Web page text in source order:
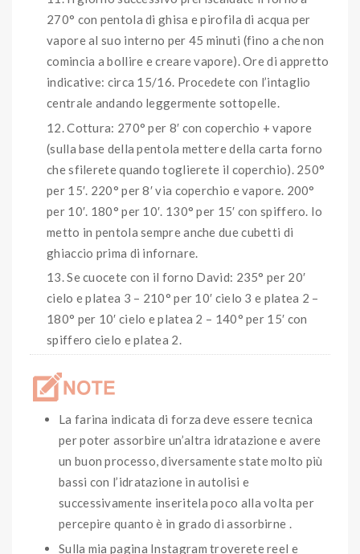
270° con pentola di ghisa e pirofila di acqua per
vapore al suo interno per 45 minuti (fino a che non
comincia a bollire e creare vapore). Ore di appretto
indicative: circa 15/16. Procedete con l’intaglio
centrale andando leggermente sottopelle.
Cottura: 270° per 8′ con coperchio + vapore
(sulla base della pentola mettere della carta forno
che sfilerete quando toglierete il coperchio). 250°
per 15′. 220° per 8′ via coperchio e vapore. 200°
per 10′. 180° per 10′. 130° per 15′ con spiffero. Io
metto in pentola sempre anche due cubetti di
ghiaccio prima di infornare.
Se cuocete con il forno David: 235° per 20′
cielo e platea 3 – 210° per 10′ cielo 3 e platea 2 –
180° per 10′ cielo e platea 2 – 140° per 15′ con
spiffero cielo e platea 2.
La farina indicata di forza deve essere tecnica
per poter assorbire un’altra idratazione e avere
un buon processo, diversamente state molto più
bassi con l’idratazione in autolisi e
successivamente inseritela poco alla volta per
percepire quanto è in grado di assorbirne .
Sulla mia pagina Instagram troverete reel e